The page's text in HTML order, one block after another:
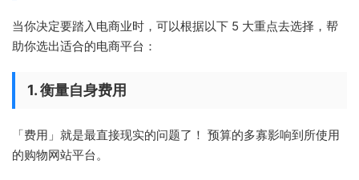
当你决定要踏入电商业时，可以根据以下 5 大重点去选择，帮
助你选出适合的电商平台：
1. 衡量自身费用
「费用」就是最直接现实的问题了！ 预算的多寡影响到所使用
的购物网站平台。